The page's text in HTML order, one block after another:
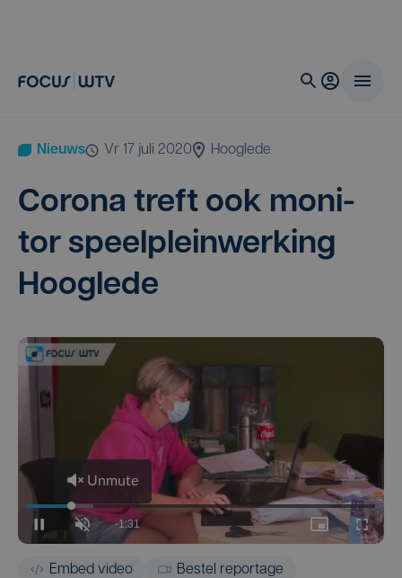
Nieuws vr 17 juli 2020 Hooglede
Coro­na treft ook moni­
tor speel­plein­wer­king
Hooglede
Embed video Bestel reportage